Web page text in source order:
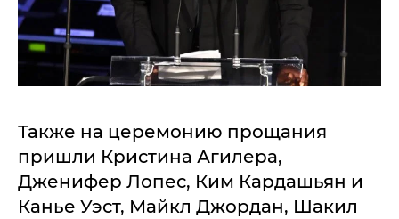
Также на церемонию прощания
пришли Кристина Агилера,
Дженифер Лопес, Ким Кардашьян и
Канье Уэст, Майкл Джордан, Шакил